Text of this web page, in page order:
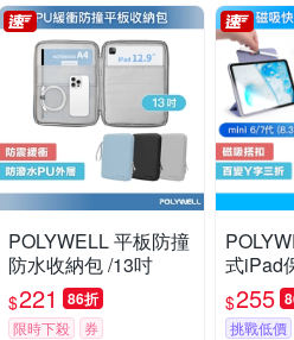
POLYWELL 平板防撞
防水收納包 /13吋
$221 86折
限時下殺 券
式iPad
7代 8.3
$255
挑戰低價